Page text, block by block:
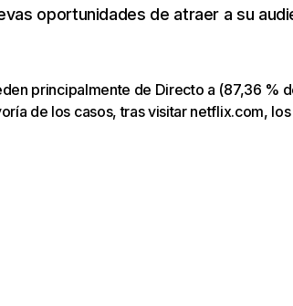
oportunidades de atraer a su
principalmente de Directo a (87,36 %
de los casos, tras visitar netflix.com,